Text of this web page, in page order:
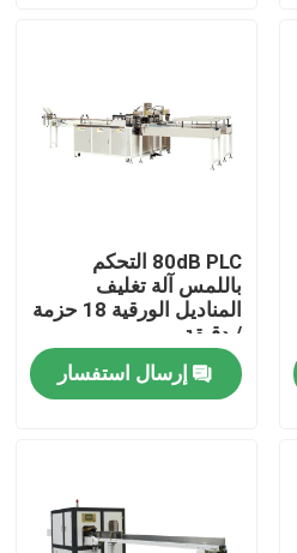
80dB PLC التحكم
باللمس آلة تغليف
المناديل الورقية 18 حزمة
/ دقيقة
إرسال استفسار